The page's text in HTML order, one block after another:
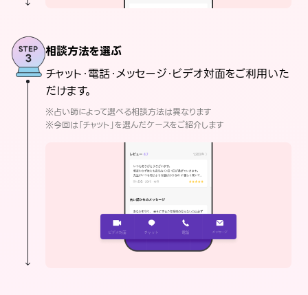
相談方法を選ぶ
チャット・電話・メッセージ・ビデオ対面をご利用いた
だけます。
※占い師によって選べる相談方法は異なります
※今回は「チャット」を選んだケースをご紹介します